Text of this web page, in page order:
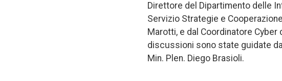
Direttore del Dipartimento delle
Servizio Strategie e
Marotti, e dal Coordinatore Cyber
discussioni sono state guidate
Min. Plen. Diego Brasioli.